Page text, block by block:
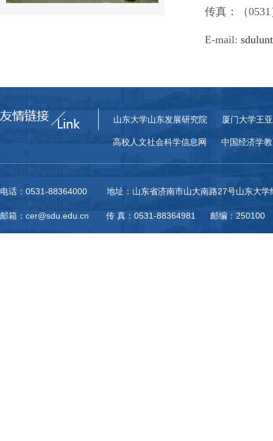
传真：（0531
E-mail:
山东大学山东发展研究院 厦门大学王
高校人文社会科学信息网 中国经济学
电话：0531-88364000 地址：山东省济南市山大南路27号山东大学
邮箱：cer@sdu.edu.cn 传 真：0531-88364981 邮编：250100